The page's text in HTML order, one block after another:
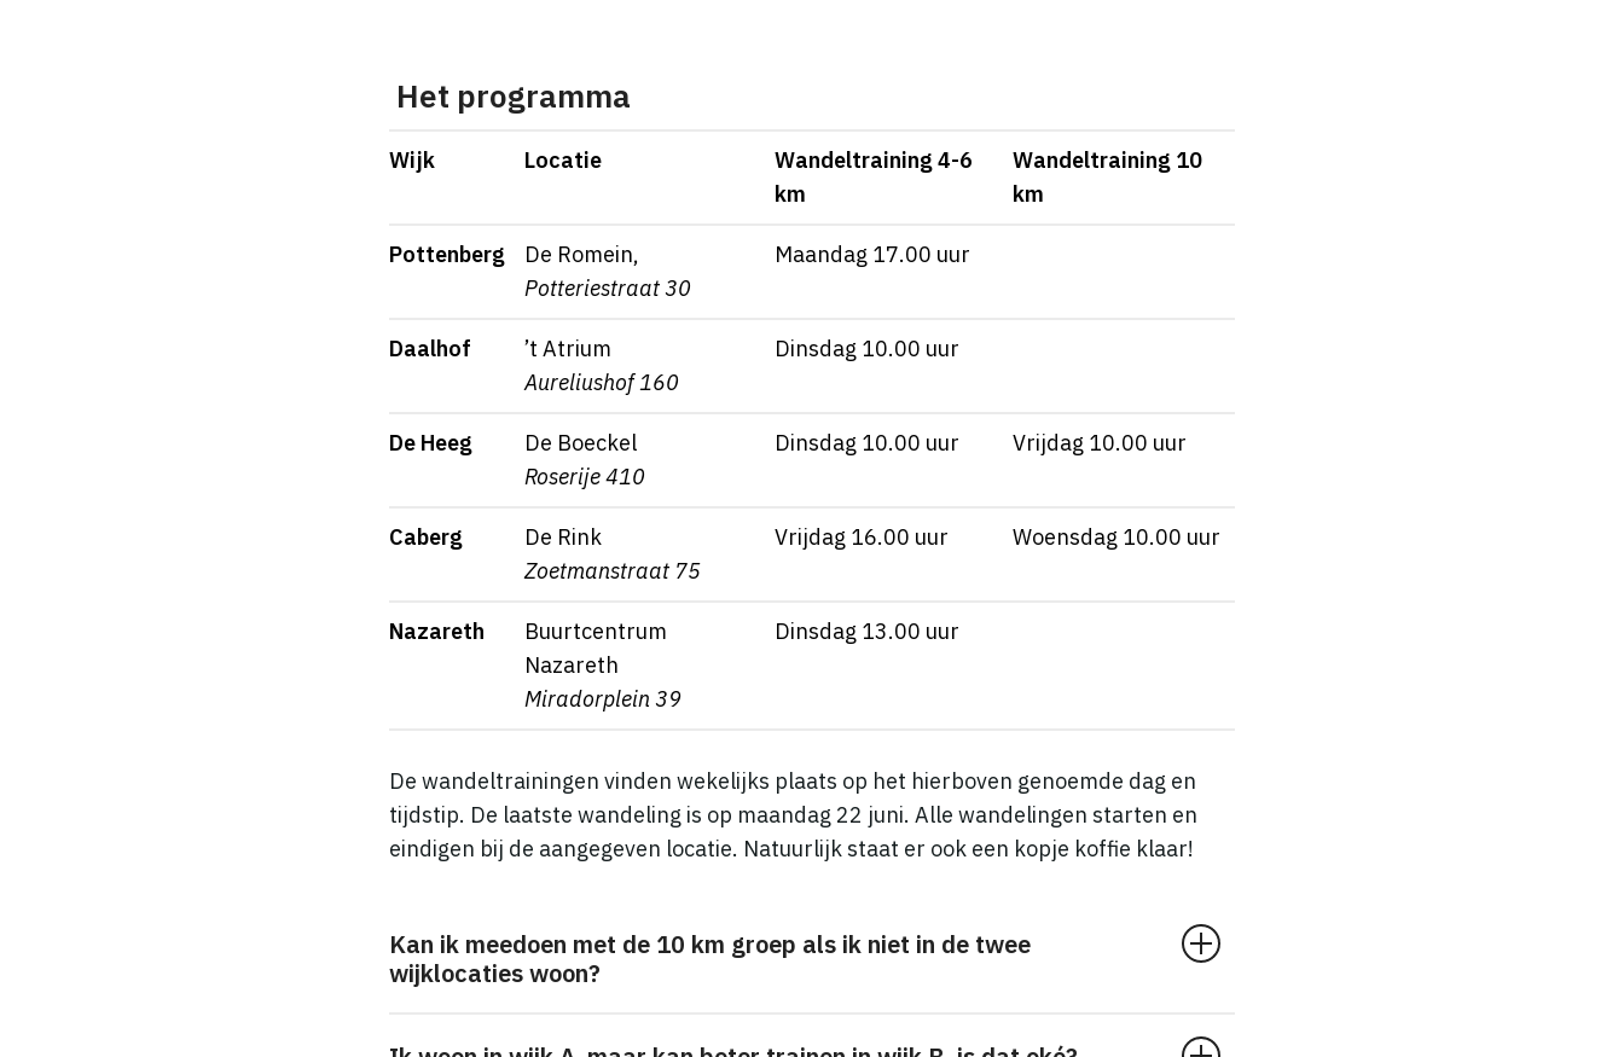
Het programma
Wijk Locatie
Wandeltraining 4-6
km
Wandeltraining 10
km
Pottenberg
De Romein,
Potteriestraat 30
Maandag 17.00 uur
Daalhof
’t Atrium
Aureliushof 160
Dinsdag 10.00 uur
De Heeg
De Boeckel
Roserije 410
Dinsdag 10.00 uur Vrijdag 10.00 uur
Caberg
De Rink
Zoetmanstraat 75
Vrijdag 16.00 uur Woensdag 10.00 uur
Nazareth
Buurtcentrum
Nazareth
Miradorplein 39
Dinsdag 13.00 uur
De wandeltrainingen vinden wekelijks plaats op het hierboven genoemde dag en
tijdstip. De laatste wandeling is op maandag 22 juni. Alle wandelingen starten en
eindigen bij de aangegeven locatie. Natuurlijk staat er ook een kopje koffie klaar!
Kan ik meedoen met de 10 km groep als ik niet in de twee
wijklocaties woon?